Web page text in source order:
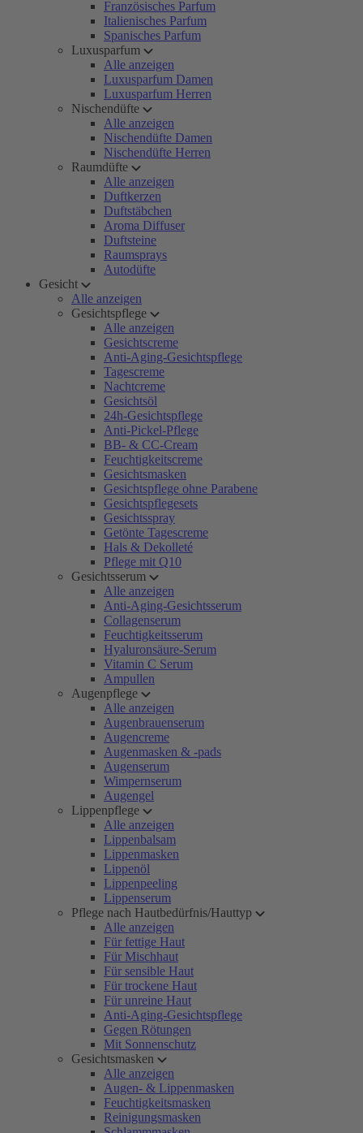
Französisches Parfum
Italienisches Parfum
Spanisches Parfum
Luxusparfum
Alle anzeigen
Luxusparfum Damen
Luxusparfum Herren
Nischendüfte
Alle anzeigen
Nischendüfte Damen
Nischendüfte Herren
Raumdüfte
Alle anzeigen
Duftkerzen
Duftstäbchen
Aroma Diffuser
Duftsteine
Raumsprays
Autodüfte
Gesicht
Alle anzeigen
Gesichtspflege
Alle anzeigen
Gesichtscreme
Anti-Aging-Gesichtspflege
Tagescreme
Nachtcreme
Gesichtsöl
24h-Gesichtspflege
Anti-Pickel-Pflege
BB- & CC-Cream
Feuchtigkeitscreme
Gesichtsmasken
Gesichtspflege ohne Parabene
Gesichtspflegesets
Gesichtsspray
Getönte Tagescreme
Hals & Dekolleté
Pflege mit Q10
Gesichtsserum
Alle anzeigen
Anti-Aging-Gesichtsserum
Collagenserum
Feuchtigkeitsserum
Hyaluronsäure-Serum
Vitamin C Serum
Ampullen
Augenpflege
Alle anzeigen
Augenbrauenserum
Augencreme
Augenmasken & -pads
Augenserum
Wimpernserum
Augengel
Lippenpflege
Alle anzeigen
Lippenbalsam
Lippenmasken
Lippenöl
Lippenpeeling
Lippenserum
Pflege nach Hautbedürfnis/Hauttyp
Alle anzeigen
Für fettige Haut
Für Mischhaut
Für sensible Haut
Für trockene Haut
Für unreine Haut
Anti-Aging-Gesichtspflege
Gegen Rötungen
Mit Sonnenschutz
Gesichtsmasken
Alle anzeigen
Augen- & Lippenmasken
Feuchtigkeitsmasken
Reinigungsmasken